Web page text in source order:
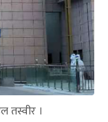
तस्वीर ।